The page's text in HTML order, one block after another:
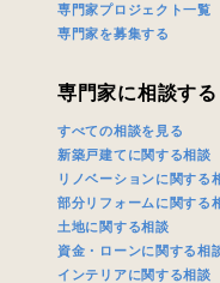
専門家プロジェクト一覧
専門家を募集する
専門家に相談する
すべての相談を見る
新築戸建てに関する相談
リノベーションに関する
部分リフォームに関する
土地に関する相談
資金・ローンに関する相
インテリアに関する相談